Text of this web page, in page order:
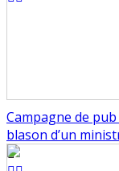
Campagne de
blason d’un